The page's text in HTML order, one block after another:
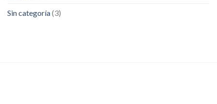
Sin categoría(3)